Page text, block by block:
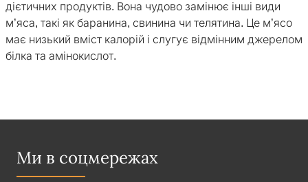
дієтичних продуктів. Вона чудово замінює інші види
м’яса, такі як баранина, свинина чи телятина. Це м’ясо
має низький вміст калорій і слугує відмінним джерелом
білка та амінокислот.
Ми в соцмережах